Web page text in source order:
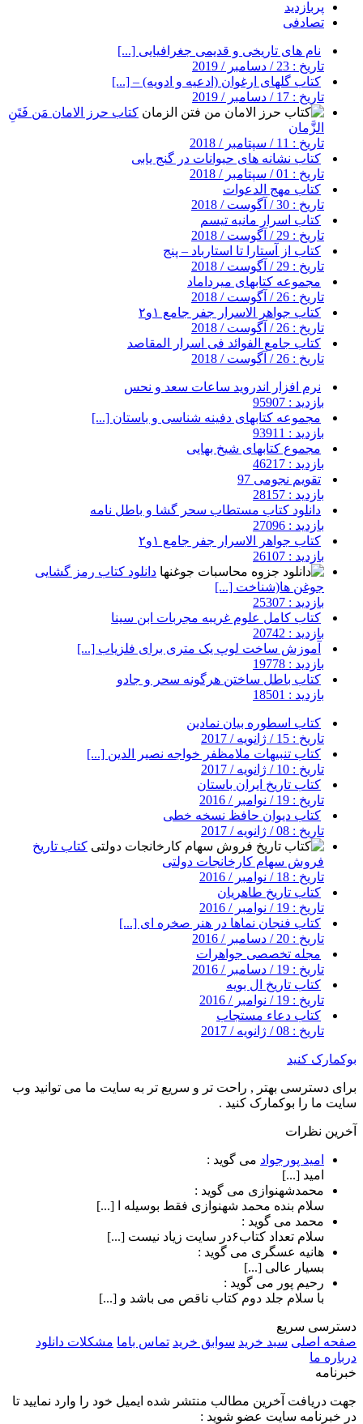
پربازدید
تصادفی
نام های تاریخی و قدیمی جغرافیایی [...]
تاریخ : 23 / دسامبر / 2019
کتاب گلهای ارغوان (ادعیه و ادویه) – [...]
تاریخ : 17 / دسامبر / 2019
کتاب حرز الامان مَن فَتَنِ
الزَّمان
تاریخ : 11 / سپتامبر / 2018
کتاب نشانه های حیوانات در گنج یابی
تاریخ : 01 / سپتامبر / 2018
کتاب مهج الدعوات
تاریخ : 30 / آگوست / 2018
کتاب اسرار مانیه تیسم
تاریخ : 29 / آگوست / 2018
کتاب از آستارا تا استارباد – پنج
تاریخ : 29 / آگوست / 2018
مجموعه کتابهای میرداماد
تاریخ : 26 / آگوست / 2018
کتاب جواهر الاسرار جفر جامع ۱و۲
تاریخ : 26 / آگوست / 2018
کتاب جامع الفوائد فی اسرار المقاصد
تاریخ : 26 / آگوست / 2018
نرم افزار اندروید ساعات سعد و نحس
بازدید : 95907
مجموعه کتابهای دفینه شناسی و باستان [...]
بازدید : 93911
مجموع کتابهای شیخ بهایی
بازدید : 46217
تقویم نجومی 97
بازدید : 28157
دانلود کتاب مستطاب سحر گشا و باطل نامه
بازدید : 27096
کتاب جواهر الاسرار جفر جامع ۱و۲
بازدید : 26107
دانلود کتاب رمز گشایی
جوغن ها(شناخت [...]
بازدید : 25307
کتاب کامل علوم غریبه مجربات ابن سینا
بازدید : 20742
آموزش ساخت لوپ یک متری برای فلزیاب [...]
بازدید : 19778
کتاب باطل ساختن هرگونه سحر و جادو
بازدید : 18501
کتاب اسطوره بیان نمادین
تاریخ : 15 / ژانویه / 2017
کتاب تنبیهات ملامظفر خواجه نصیر الدین [...]
تاریخ : 10 / ژانویه / 2017
کتاب تاریخ ایران باستان
تاریخ : 19 / نوامبر / 2016
کتاب دیوان حافظ نسخه خطی
تاریخ : 08 / ژانویه / 2017
کتاب تاریخ
فروش سهام کارخانجات دولتی
تاریخ : 18 / نوامبر / 2016
کتاب تاریخ طاهریان
تاریخ : 19 / نوامبر / 2016
کتاب فنجان نماها در هنر صخره ای [...]
تاریخ : 20 / دسامبر / 2016
مجله تخصصی جواهرات
تاریخ : 19 / دسامبر / 2016
کتاب تاریخ ال بویه
تاریخ : 19 / نوامبر / 2016
کتاب دعاء مستجاب
تاریخ : 08 / ژانویه / 2017
بوکمارک کنید
برای دسترسی بهتر , راحت تر و سریع تر به سایت ما می توانید وب
سایت ما را بوکمارک کنید .
آخرین نظرات
امید پورجواد می گوید :
امید [...]
محمدشهنوازی می گوید :
سلام بنده محمد شهنوازی فقط بوسیله ا [...]
محمد می گوید :
سلام تعداد کتاب۶در سایت زیاد نیست [...]
هانیه عسگری می گوید :
بسیار عالی [...]
رحیم پور می گوید :
با سلام جلد دوم کتاب ناقص می باشد و [...]
دسترسی سریع
صفحه اصلی سبد خرید سوابق خرید تماس باما مشکلات دانلود
درباره ما
خبرنامه
جهت دریافت آخرین مطالب منتشر شده ایمیل خود را وارد نمایید تا
در خبرنامه سایت عضو شوید :